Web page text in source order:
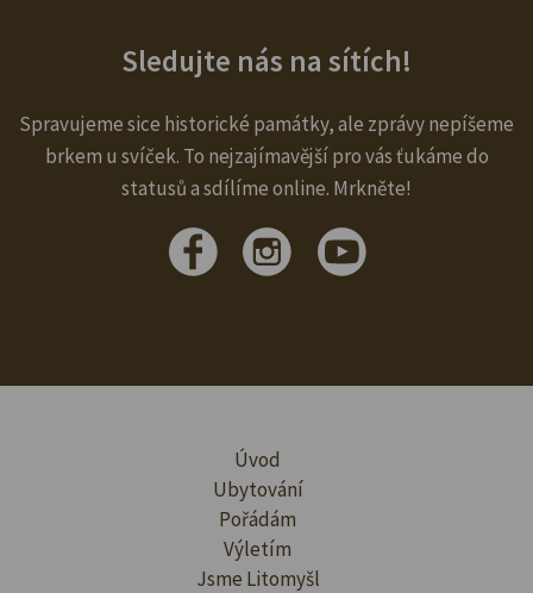
Sledujte nás na sítích!
Spravujeme sice historické památky, ale zprávy nepíšeme
brkem u svíček. To nejzajímavější pro vás ťukáme do
statusů a sdílíme online. Mrkněte!
Úvod
Ubytování
Pořádám
Výletím
Jsme Litomyšl